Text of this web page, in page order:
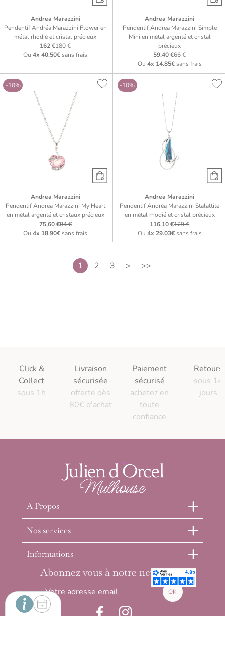
Andrea Marazzini
Pendentif Andréa Marazzini Flower en
métal rhodié et cristal précieux
162 €180 €
Ou4x 40.50€sans frais
Andrea Marazzini
Pendentif Andrea Marazzini Simple
Mini en métal argenté et cristal
précieux
59,40 €66 €
Ou 4x 14.85€sans frais
-10%
Andrea Marazzini
Pendentif Andrea Marazzini My Heart
en métal argenté et cristaux précieux
75,60 €84 €
Ou4x 18.90€sans frais
-10%
Andrea Marazzini
Pendentif Andréa Marazzini Stalattite
en métal rhodié et cristal précieux
116,10 €129 €
Ou 4x 29.03€sans frais
1 2 3 > >>
Click &
Collect
sous 1h
Livraison
sécurisée
offerte dès
80€ d'achat
Paiement
sécurisé
achetez en
toute
confiance
Retours
sous 14
jours
A Propos
Nos services
Informations
Abonnez vous à notre newsletter